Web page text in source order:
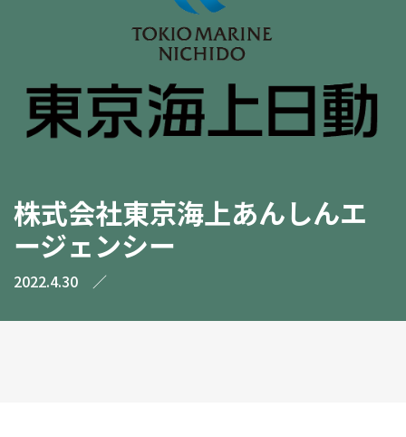
株式会社東京海上あんしんエ
ージェンシー
2022.4.30 ／